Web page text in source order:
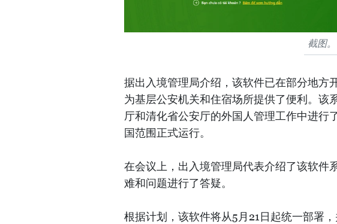
截图。
据出入境管理局介绍，该软件已在部分地方
为基层公安机关和住宿场所提供了便利。该
厅和清化省公安厅的外国人管理工作中进行
国范围正式运行。
在会议上，出入境管理局代表介绍了该软件
难和问题进行了答疑。
根据计划，该软件将从5月21日起统一部署